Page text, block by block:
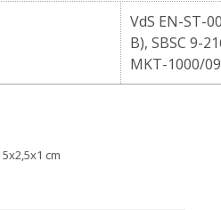
VdS EN-ST-
B), SBSC 9-
MKT-1000/
5x2,5x1 cm